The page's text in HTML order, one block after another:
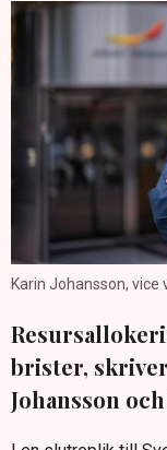
Karin Johansson, vice
brister,
Johansson